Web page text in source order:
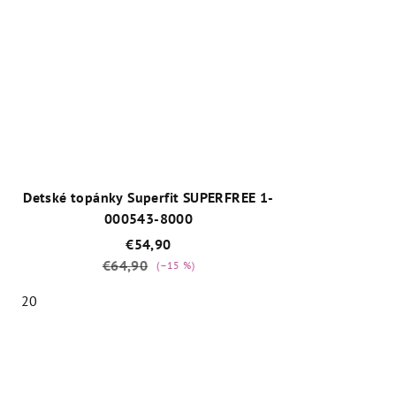
Detské topánky Superfit SUPERFREE 1-
000543-8000
€54,90
€64,90
(–15 %)
20